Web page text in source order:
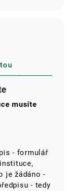
musíte
- formulář
je žádáno -
- tedy